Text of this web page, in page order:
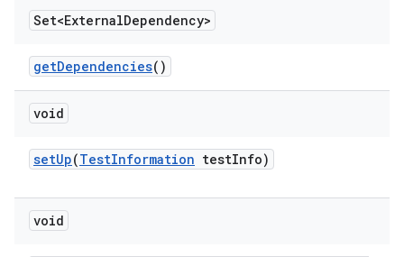
Set<ExternalDependency>
getDependencies()
void
setUp(TestInformation testInfo)
void